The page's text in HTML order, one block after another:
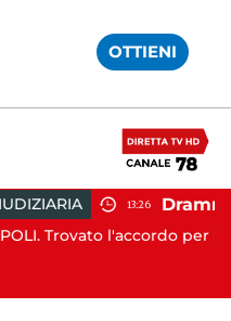
OTTIENI
13:26
l'accordo per il risarcimento